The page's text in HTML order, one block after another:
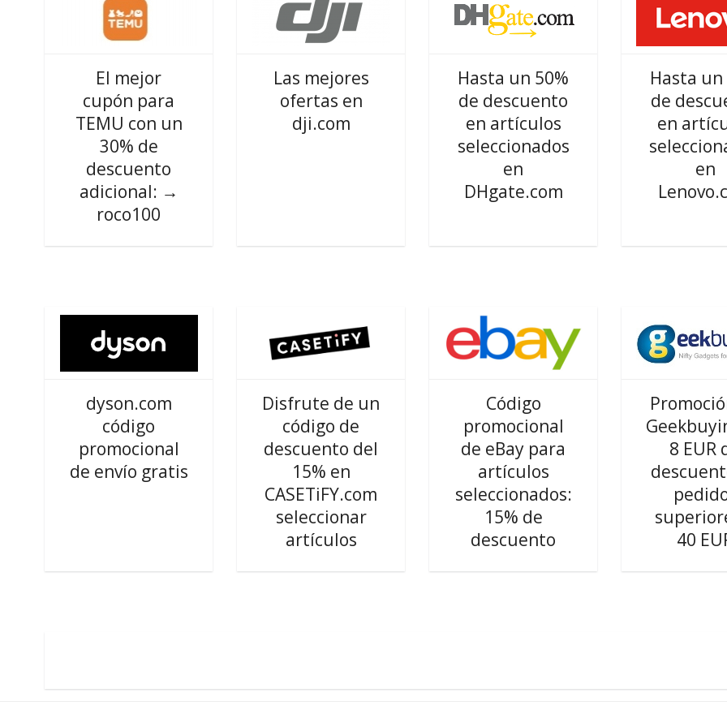
El mejor
cupón para
TEMU con un
30% de
descuento
adicional: →
roco100
Las mejores
ofertas en
dji.com
Hasta un 50%
de descuento
en artículos
seleccionados
en
DHgate.com
Hasta un
de
en
en
dyson.com
código
promocional
de envío gratis
Disfrute de un
código de
descuento del
15% en
CASETiFY.com
seleccionar
artículos
Código
promocional
de eBay para
artículos
seleccionados:
15% de
descuento
8 EUR
40